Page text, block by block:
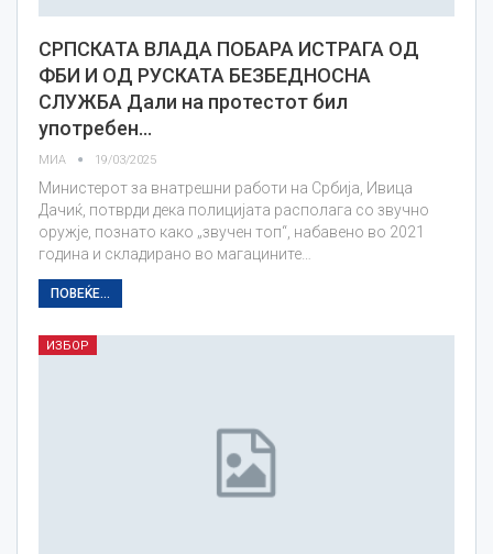
СРПСКАТА ВЛАДА ПОБАРА ИСТРАГА ОД
ФБИ И ОД РУСКАТА БЕЗБЕДНОСНА
СЛУЖБА Дали на протестот бил
употребен…
МИА 19/03/2025
Министерот за внатрешни работи на Србија, Ивица
Дачиќ, потврди дека полицијата располага со звучно
оружје, познато како „звучен топ“, набавено во 2021
година и складирано во магацините…
ПОВЕЌЕ...
ИЗБОР